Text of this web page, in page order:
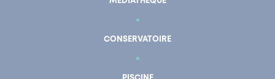
CONSERVATOIRE